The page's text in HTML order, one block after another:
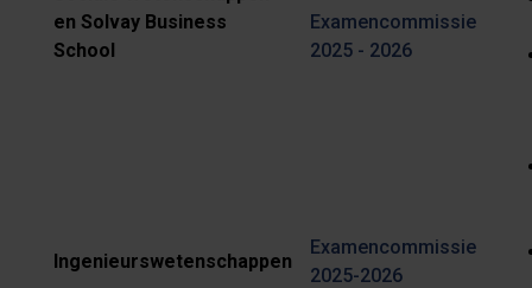
en Solvay Business
School
Examencommissie
2025 - 2026
Ingenieurswetenschappen
Examencommissie
2025-2026